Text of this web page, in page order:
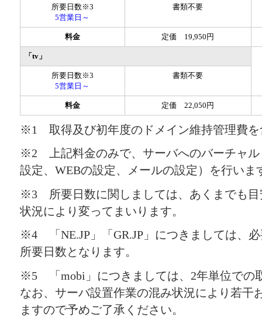
所要日数※3
5営業日～
書類不要
料金 定価 19,950円
「tv」
所要日数※3
5営業日～
書類不要
料金 定価 22,050円
※1 取得及び初年度のドメイン維持管理費を
※2 上記料金のみで、サーバへのバーチャル
設定、WEBの設定、メールの設定）を行いま
※3 所要日数に関しましては、あくまでも目
状況により変ってまいります。
※4 「NE.JP」「GR.JP」につきましては、
所要日数となります。
※5 「mobi」につきましては、2年単位での
なお、サーバ設置作業の混み状況により若干
ますので予めご了承ください。